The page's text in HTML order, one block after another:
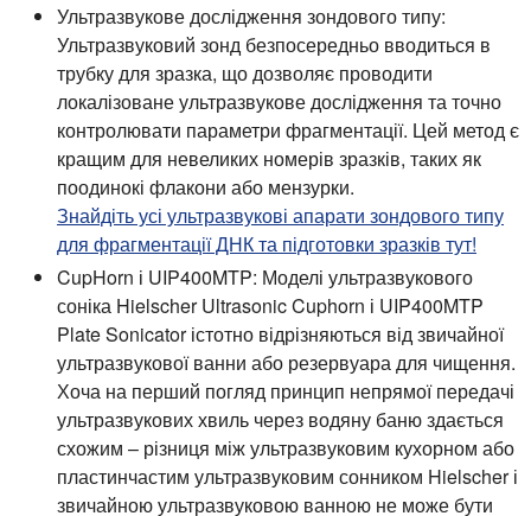
Ультразвукове дослідження зондового типу:
Ультразвуковий зонд безпосередньо вводиться в
трубку для зразка, що дозволяє проводити
локалізоване ультразвукове дослідження та точно
контролювати параметри фрагментації. Цей метод є
кращим для невеликих номерів зразків, таких як
поодинокі флакони або мензурки.
Знайдіть усі ультразвукові апарати зондового типу
для фрагментації ДНК та підготовки зразків тут!
CupHorn і UIP400MTP: Моделі ультразвукового
соніка Hielscher Ultrasonic Cuphorn і UIP400MTP
Plate Sonicator істотно відрізняються від звичайної
ультразвукової ванни або резервуара для чищення.
Хоча на перший погляд принцип непрямої передачі
ультразвукових хвиль через водяну баню здається
схожим – різниця між ультразвуковим кухорном або
пластинчастим ультразвуковим сонником Hielscher і
звичайною ультразвуковою ванною не може бути